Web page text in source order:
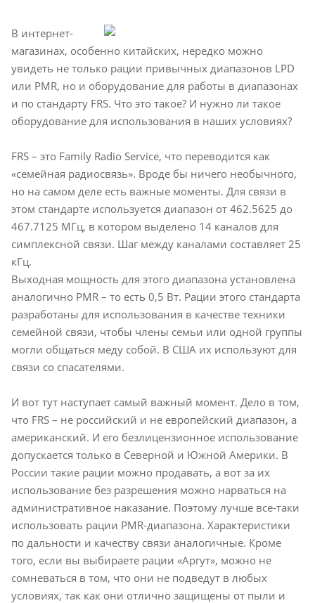
В интернет-
магазинах, особенно китайских, нередко можно
увидеть не только рации привычных диапазонов LPD
или PMR, но и оборудование для работы в диапазонах
и по стандарту FRS. Что это такое? И нужно ли такое
оборудование для использования в наших условиях?
FRS – это Family Radio Service, что переводится как
«семейная радиосвязь». Вроде бы ничего необычного,
но на самом деле есть важные моменты. Для связи в
этом стандарте используется диапазон от 462.5625 до
467.7125 МГц, в котором выделено 14 каналов для
симплексной связи. Шаг между каналами составляет 25
кГц.
Выходная мощность для этого диапазона установлена
аналогично PMR – то есть 0,5 Вт. Рации этого стандарта
разработаны для использования в качестве техники
семейной связи, чтобы члены семьи или одной группы
могли общаться меду собой. В США их используют для
связи со спасателями.
И вот тут наступает самый важный момент. Дело в том,
что FRS – не российский и не европейский диапазон, а
американский. И его безлицензионное использование
допускается только в Северной и Южной Америки. В
России такие рации можно продавать, а вот за их
использование без разрешения можно нарваться на
административное наказание. Поэтому лучше все-таки
использовать рации PMR-диапазона. Характеристики
по дальности и качеству связи аналогичные. Кроме
того, если вы выбираете рации «Аргут», можно не
сомневаться в том, что они не подведут в любых
условиях, так как они отлично защищены от пыли и